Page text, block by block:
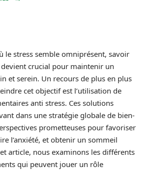
le stress semble omniprésent, savoir
crucial pour maintenir un
et serein. Un recours de plus en plus
cet objectif est l’utilisation de
anti stress. Ces solutions
dans une stratégie globale de bien-
prometteuses pour favoriser
l’anxiété, et obtenir un sommeil
article, nous examinons les différents
qui peuvent jouer un rôle